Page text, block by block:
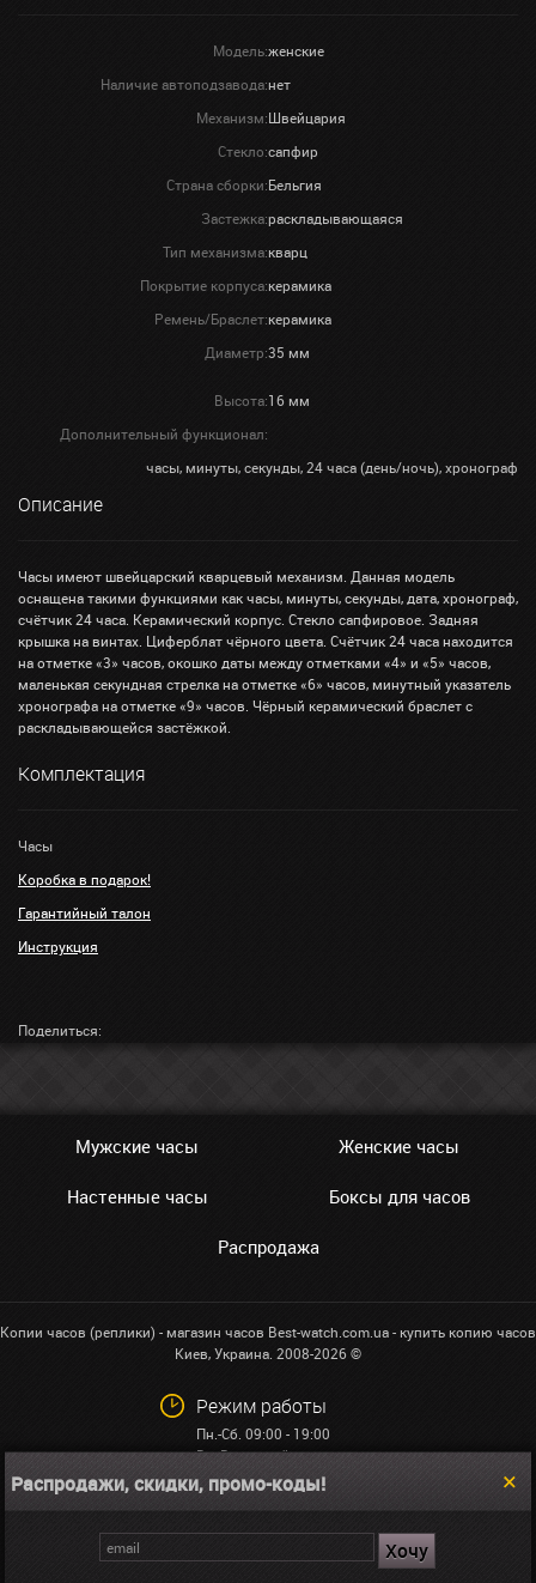
Модель:женские
Наличие автоподзавода:нет
Механизм:Швейцария
Стекло:сапфир
Страна сборки:Бельгия
Застежка:раскладывающаяся
Тип механизма:кварц
Покрытие корпуса:керамика
Ремень/Браслет:керамика
Диаметр:35 мм
Высота:16 мм
Дополнительный функционал:
часы, минуты, секунды, 24 часа (день/ночь), хронограф
Описание
Часы имеют швейцарский кварцевый механизм. Данная модель
оснащена такими функциями как часы, минуты, секунды, дата, хронограф,
счётчик 24 часа. Керамический корпус. Стекло сапфировое. Задняя
крышка на винтах. Циферблат чёрного цвета. Счётчик 24 часа находится
на отметке «3» часов, окошко даты между отметками «4» и «5» часов,
маленькая секундная стрелка на отметке «6» часов, минутный указатель
хронографа на отметке «9» часов. Чёрный керамический браслет с
раскладывающейся застёжкой.
Комплектация
Часы
Коробка в подарок!
Гарантийный талон
Инструкция
Поделиться:
Мужские часы Женские часы
Настенные часы Боксы для часов
Распродажа
Копии часов (реплики) - магазин часов Best-watch.com.ua - купить копию часов
Киев, Украина. 2008-2026 ©
Режим работы
Пн.-Сб. 09:00 - 19:00
Вс: Выходной
+38 (068)591-32-23
info@best-watch.com.ua
Распродажи, скидки, промо-коды!